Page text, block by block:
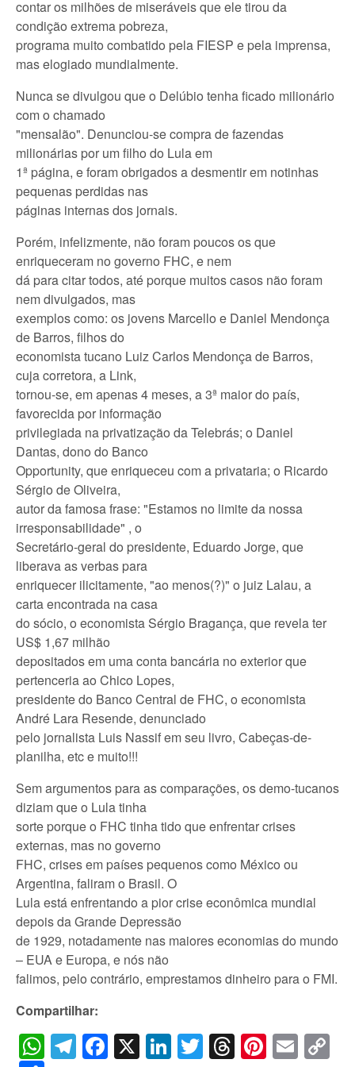
contar os milhões de miseráveis que ele tirou da
condição extrema pobreza,
programa muito combatido pela FIESP e pela imprensa,
mas elogiado mundialmente.
Nunca se divulgou que o Delúbio tenha ficado milionário
com o chamado
"mensalão". Denunciou-se compra de fazendas
milionárias por um filho do Lula em
1ª página, e foram obrigados a desmentir em notinhas
pequenas perdidas nas
páginas internas dos jornais.
Porém, infelizmente, não foram poucos os que
enriqueceram no governo FHC, e nem
dá para citar todos, até porque muitos casos não foram
nem divulgados, mas
exemplos como: os jovens Marcello e Daniel Mendonça
de Barros, filhos do
economista tucano Luiz Carlos Mendonça de Barros,
cuja corretora, a Link,
tornou-se, em apenas 4 meses, a 3ª maior do país,
favorecida por informação
privilegiada na privatização da Telebrás; o Daniel
Dantas, dono do Banco
Opportunity, que enriqueceu com a privataria; o Ricardo
Sérgio de Oliveira,
autor da famosa frase: "Estamos no limite da nossa
irresponsabilidade" , o
Secretário-geral do presidente, Eduardo Jorge, que
liberava as verbas para
enriquecer ilicitamente, "ao menos(?)" o juiz Lalau, a
carta encontrada na casa
do sócio, o economista Sérgio Bragança, que revela ter
US$ 1,67 milhão
depositados em uma conta bancária no exterior que
pertenceria ao Chico Lopes,
presidente do Banco Central de FHC, o economista
André Lara Resende, denunciado
pelo jornalista Luis Nassif em seu livro, Cabeças-de-
planilha, etc e muito!!!
Sem argumentos para as comparações, os demo-tucanos
diziam que o Lula tinha
sorte porque o FHC tinha tido que enfrentar crises
externas, mas no governo
FHC, crises em países pequenos como México ou
Argentina, faliram o Brasil. O
Lula está enfrentando a pior crise econômica mundial
depois da Grande Depressão
de 1929, notadamente nas maiores economias do mundo
– EUA e Europa, e nós não
falimos, pelo contrário, emprestamos dinheiro para o FMI.
Compartilhar:
WhatsApp
Telegram
Facebook
X LinkedIn
Twitter
Threads